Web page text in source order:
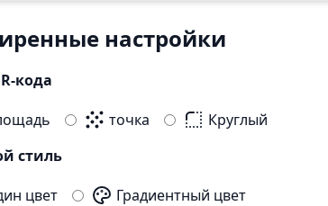
настройки
кода
точка
Круглый
стиль
цвет
Градиентный цвет